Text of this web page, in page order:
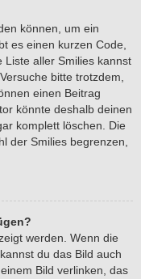
können, um ein
es einen kurzen Code,
aller Smilies kannst
bitte trotzdem,
einen Beitrag
könnte deshalb deinen
komplett löschen. Die
der Smilies begrenzen,
werden. Wenn die
du das Bild auch
Bild verlinken, das